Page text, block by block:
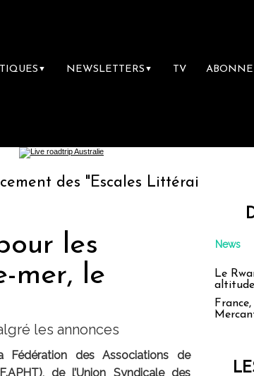
▼ NEWSLETTERS ▼ TV
"Escales Littéraires", la
les
mer, le
les annonces
Fédération des Associations de
de l’Union Syndicale des
News
Le
altitude